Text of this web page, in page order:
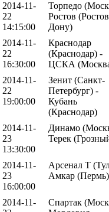
2014-11-
22
14:15:00
Торпедо
Ростов
Дону)
2014-11-
22
16:30:00
Краснодар
(Краснодар) -
ЦСКА
2014-11-
22
19:00:00
Зенит (Санкт-
Петербург) -
Кубань
(Краснодар)
2014-11-
23
13:30:00
Динамо
Терек
2014-11-
23
16:00:00
Арсенал Т
Амкар (Пермь)
2014-11-
Спартак